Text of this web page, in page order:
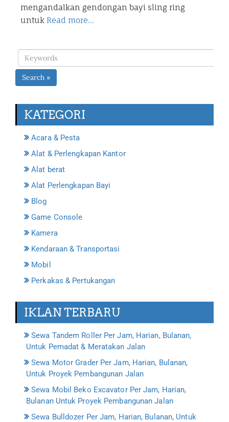
mengandalkan gendongan bayi sling ring
untuk Read more…
Search »
KATEGORI
Acara & Pesta
Alat & Perlengkapan Kantor
Alat berat
Alat Perlengkapan Bayi
Blog
Game Console
Kamera
Kendaraan & Transportasi
Mobil
Perkakas & Pertukangan
IKLAN TERBARU
Sewa Tandem Roller Per Jam, Harian, Bulanan,
Untuk Pemadat & Meratakan Jalan
Sewa Motor Grader Per Jam, Harian, Bulanan,
Untuk Proyek Pembangunan Jalan
Sewa Mobil Beko Excavator Per Jam, Harian,
Bulanan Untuk Proyek Pembangunan Jalan
Sewa Bulldozer Per Jam, Harian, Bulanan, Untuk